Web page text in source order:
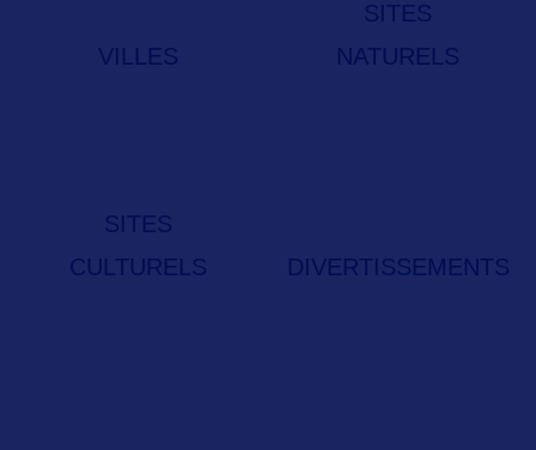
VILLES
SITES
NATURELS
SITES
CULTURELS
DIVERTISSEMENTS